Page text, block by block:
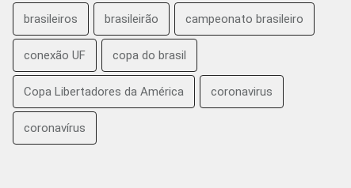
brasileiros brasileirão campeonato brasileiro
conexão UF copa do brasil
Copa Libertadores da América coronavirus
coronavírus